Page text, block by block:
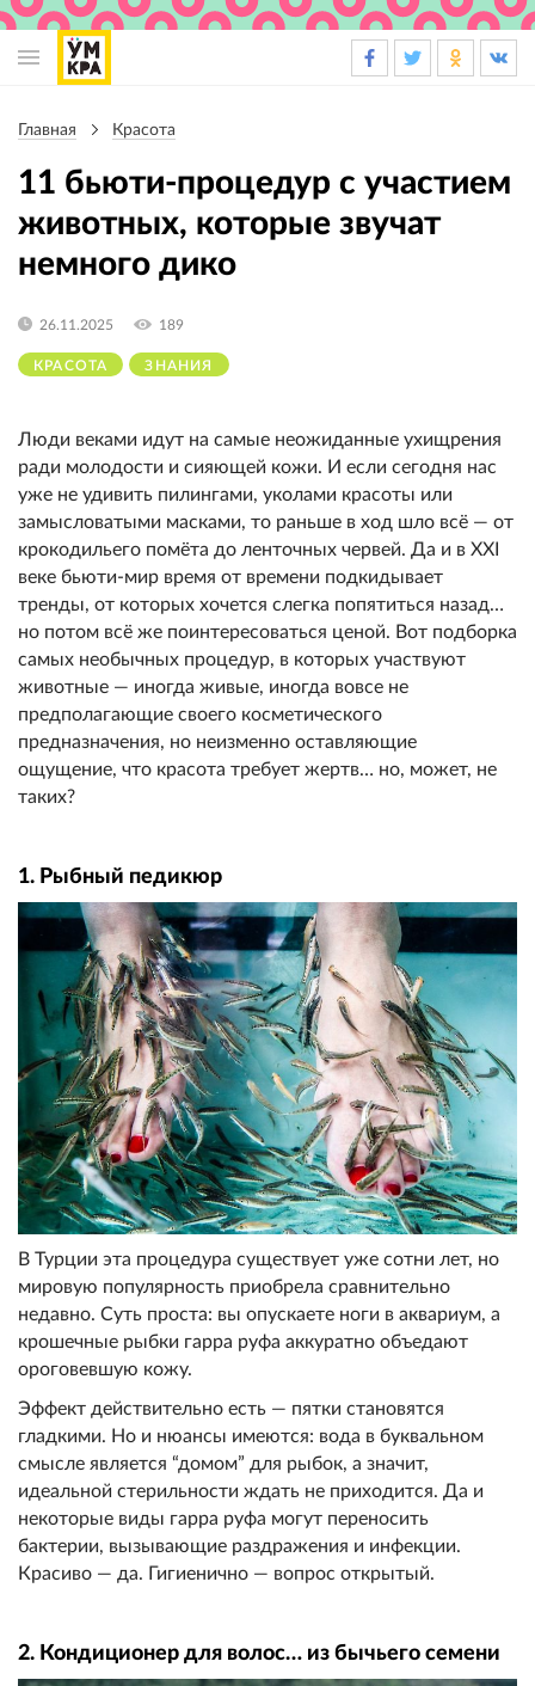
навигации
Главная Красота
11 бьюти-процедур с участием
животных, которые звучат
немного дико
КРАСОТА ЗНАНИЯ
26.11.2025 189
Люди веками идут на самые неожиданные ухищрения
ради молодости и сияющей кожи. И если сегодня нас
уже не удивить пилингами, уколами красоты или
замысловатыми масками, то раньше в ход шло всё — от
крокодильего помёта до ленточных червей. Да и в XXI
веке бьюти-мир время от времени подкидывает
тренды, от которых хочется слегка попятиться назад…
но потом всё же поинтересоваться ценой. Вот подборка
самых необычных процедур, в которых участвуют
животные — иногда живые, иногда вовсе не
предполагающие своего косметического
предназначения, но неизменно оставляющие
ощущение, что красота требует жертв… но, может, не
таких?
1. Рыбный педикюр
В Турции эта процедура существует уже сотни лет, но
мировую популярность приобрела сравнительно
недавно. Суть проста: вы опускаете ноги в аквариум, а
крошечные рыбки гарра руфа аккуратно объедают
ороговевшую кожу.
Эффект действительно есть — пятки становятся
гладкими. Но и нюансы имеются: вода в буквальном
смысле является “домом” для рыбок, а значит,
идеальной стерильности ждать не приходится. Да и
некоторые виды гарра руфа могут переносить
бактерии, вызывающие раздражения и инфекции.
Красиво — да. Гигиенично — вопрос открытый.
2. Кондиционер для волос… из бычьего семени